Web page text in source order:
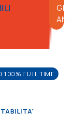
GLI
100% FULL TIME